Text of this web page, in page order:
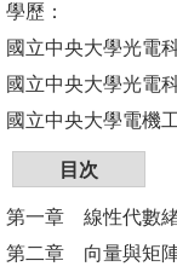
學歷：
國立中央大學光電
國立中央大學光電
國立中央大學電機
目次
第一章 線性代數
第二章 向量與矩